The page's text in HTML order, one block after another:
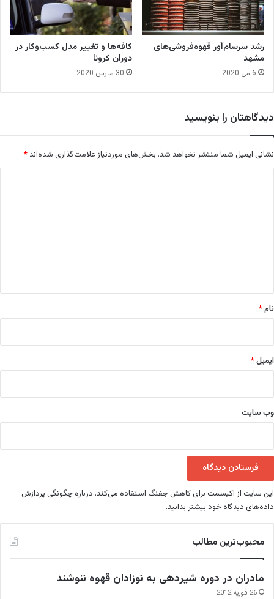
ب
ا
ر
س
ت
و
م‌
ر
ی
رشد سرسام‌آور قهوه‌فروشی‌های
مشهد
6 می 2020
کافه‌ها و تغییر مدل کسب‌وکار در
دوران کرونا
30 مارس 2020
دیدگاهتان را بنویسید
نشانی ایمیل شما منتشر نخواهد شد. بخش‌های موردنیاز علامت‌گذاری شده‌اند *
نام*
ایمیل*
وب‌ سایت
این سایت از اکیسمت برای کاهش جفنگ استفاده می‌کند. درباره چگونگی پردازش
داده‌های دیدگاه خود بیشتر بدانید.
محبوب‌ترین مطالب
مادران در دوره شیردهی به نوزادان قهوه ننوشند
26 فوریه 2012